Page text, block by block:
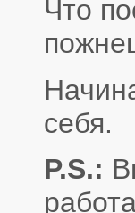
Что
себя.
P.S.: